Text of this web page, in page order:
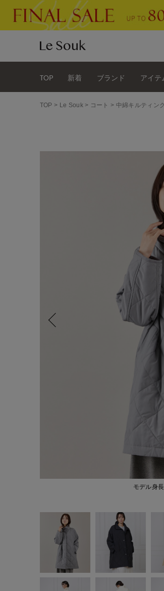
TOP 新着 ブランド アイテ
TOP Le Souk コート 中綿キルティン
モデル身